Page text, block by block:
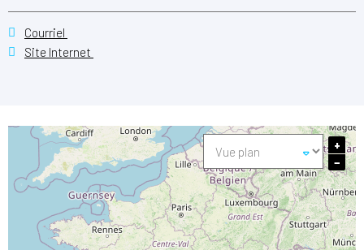
Courriel
Site Internet
+
−